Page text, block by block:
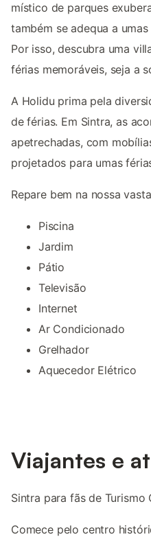
místico de parques
também se adequa a
Por isso, descubra uma
férias memoráveis, seja a
A Holidu prima pela
de férias. Em Sintra, as
apetrechadas, com
projetados para umas
Repare bem na nossa
Piscina
Jardim
Pátio
Televisão
Internet
Ar Condicionado
Grelhador
Aquecedor Elétrico
Viajantes e
Sintra para fãs de Turismo
Comece pelo centro